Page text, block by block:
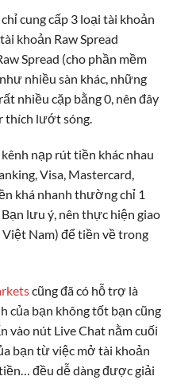
cung cấp 3 loại tài khoản
khoản Raw Spread
Spread (cho phần mềm
nhiều sàn khác, những
nhiều cặp bằng 0, nên đây
thích lướt sóng.
nạp rút tiền khác nhau
Visa, Mastercard,
khá nhanh thường chỉ 1
lưu ý, nên thực hiện giao
Nam) để tiền về trong
cũng đã có hỗ trợ là
của bạn không tốt bạn cũng
vào nút Live Chat nằm cuối
bạn từ việc mở tài khoản
đều dễ dàng được giải